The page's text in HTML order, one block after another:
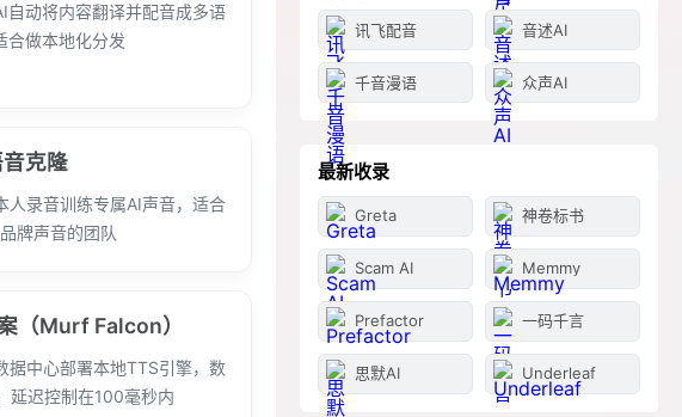
自动将内容翻译并配音成多语
合做本地化分发
克隆
人录音训练专属AI声音，适合
牌声音的团队
（Murf Falcon）
据中心部署本地TTS引擎，数
延迟控制在100毫秒内
讯飞配音 音述AI
千音漫语 众声AI
最新收录
Greta 神卷标书
Scam AI Memmy
Prefactor 一码千言
思默AI Underleaf